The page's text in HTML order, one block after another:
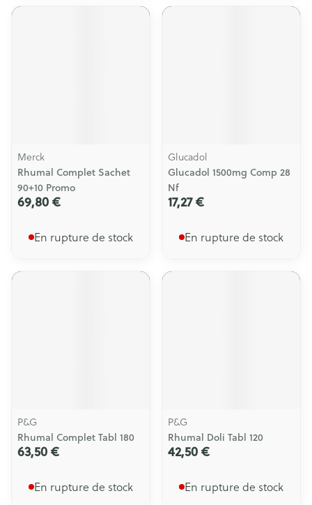
Merck
Rhumal Complet Sachet
90+10 Promo
69,80 €
En rupture de stock
Glucadol
Glucadol 1500mg Comp 28
Nf
17,27 €
En rupture de stock
P&G
Rhumal Complet Tabl 180
63,50 €
En rupture de stock
P&G
Rhumal Doli Tabl 120
42,50 €
En rupture de stock